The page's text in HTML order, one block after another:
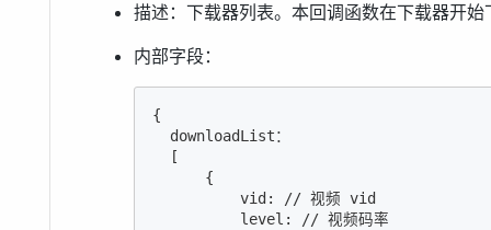
描述：下载器列表。本回调函数在下载器开
内部字段：
{
  downloadList：
  [
      {
          vid: // 视频 vid
          level: // 视频码率